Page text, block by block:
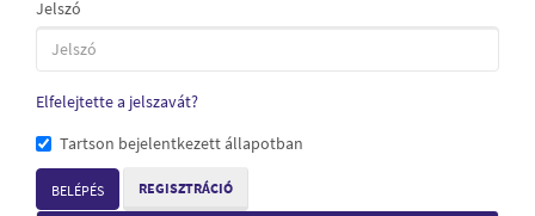
Jelszó
Elfelejtette a jelszavát?
Tartson bejelentkezett állapotban
BELÉPÉS REGISZTRÁCIÓ